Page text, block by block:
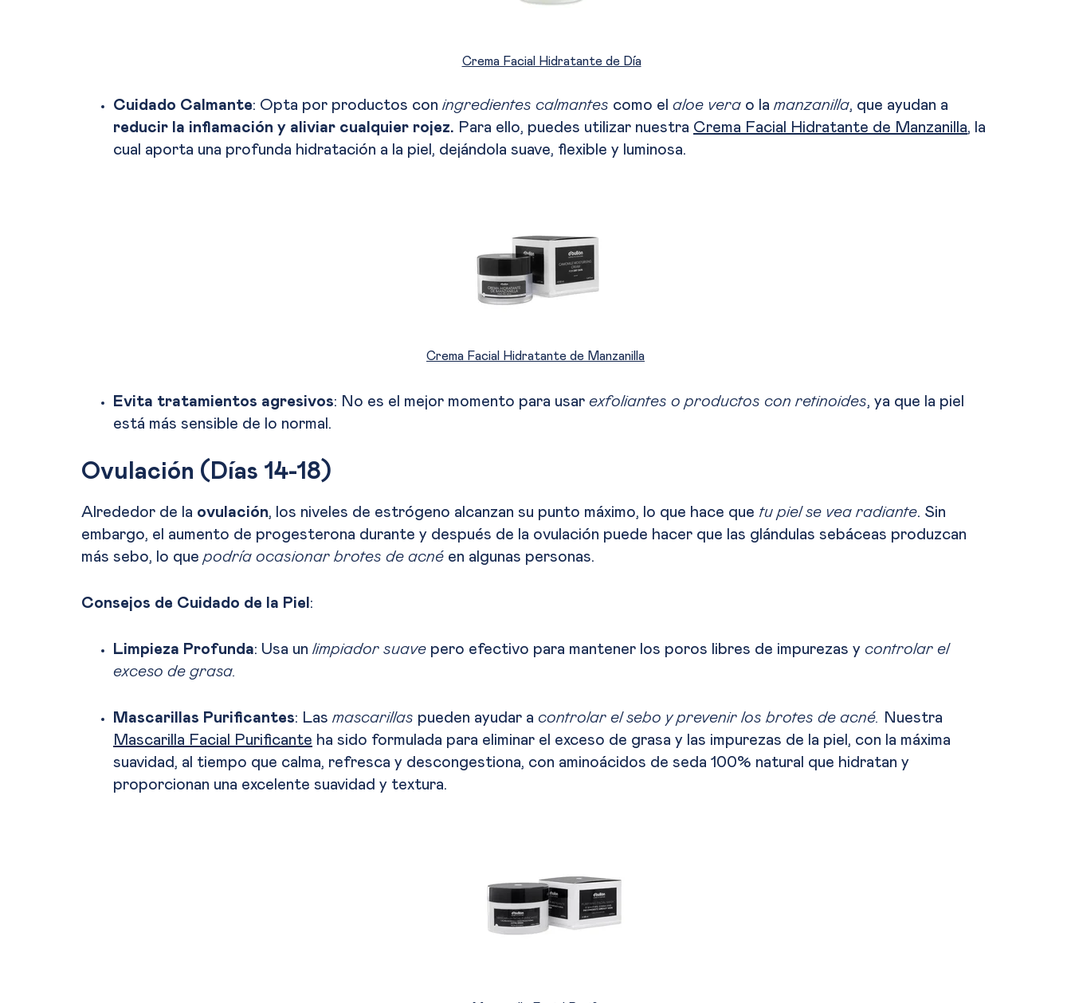
Crema Facial Hidratante de Día
Cuidado Calmante: Opta por productos con ingredientes calmantes como el aloe vera o la manzanilla, que ayudan a
reducir la inflamación y aliviar cualquier rojez. Para ello, puedes utilizar nuestra Crema Facial Hidratante de Manzanilla, la
cual aporta una profunda hidratación a la piel, dejándola suave, flexible y luminosa.
Crema Facial Hidratante de Manzanilla
Evita tratamientos agresivos: No es el mejor momento para usar exfoliantes o productos con retinoides, ya que la piel
está más sensible de lo normal.
Ovulación (Días 14-18)
Alrededor de la ovulación, los niveles de estrógeno alcanzan su punto máximo, lo que hace que tu piel se vea radiante. Sin
embargo, el aumento de progesterona durante y después de la ovulación puede hacer que las glándulas sebáceas produzcan
más sebo, lo que podría ocasionar brotes de acné en algunas personas.
Consejos de Cuidado de la Piel :
Limpieza Profunda: Usa un limpiador suave pero efectivo para mantener los poros libres de impurezas y controlar el
exceso de grasa.
Mascarillas Purificantes: Las mascarillas pueden ayudar a controlar el sebo y prevenir los brotes de acné. Nuestra
Mascarilla Facial Purificante ha sido formulada para eliminar el exceso de grasa y las impurezas de la piel, con la máxima
suavidad, al tiempo que calma, refresca y descongestiona, con aminoácidos de seda 100% natural que hidratan y
proporcionan una excelente suavidad y textura.